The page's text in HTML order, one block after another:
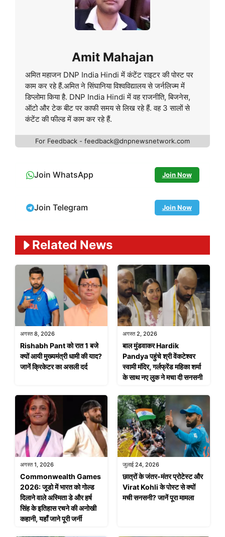
Amit Mahajan
अमित महाजन DNP India Hindi में कंटेंट राइटर की पोस्ट पर
काम कर रहे हैं.अमित ने सिंघानिया विश्वविद्यालय से जर्नलिज्म में
डिप्लोमा किया है. DNP India Hindi में वह राजनीति, बिजनेस,
ऑटो और टेक बीट पर काफी समय से लिख रहे हैं. वह 3 सालों से
कंटेंट की फील्ड में काम कर रहे हैं.
For Feedback - feedback@dnpnewsnetwork.com
Join WhatsApp Join Now
Join Telegram Join Now
Related News
अगस्त 8, 2026
Rishabh Pant को रात 1 बजे
क्यों आयी मुख्यमंत्री धामी की याद?
जानें क्रिकेटर का असली दर्द
अगस्त 2, 2026
बाल मुंडवाकर Hardik
Pandya पहुंचे श्री वेंकटेश्वर
स्वामी मंदिर, गर्लफ्रेंड महिका शर्मा
के साथ नए लुक ने मचा दी सनसनी
अगस्त 1, 2026
Commonwealth Games
2026: जूडो में भारत को गोल्ड
दिलाने वाले अस्मिता डे और हर्ष
सिंह के इतिहास रचने की अनोखी
कहानी, यहाँ जाने पूरी जर्नी
जुलाई 24, 2026
छात्रों के जंतर-मंतर प्रोटेस्ट और
Virat Kohli के पोस्ट से क्यों
मची सनसनी? जानें पूरा मामला